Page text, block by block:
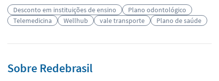
Desconto em instituições de ensino
Plano odontológico
Telemedicina
Wellhub vale transporte Plano de saúde
Sobre Redebrasil